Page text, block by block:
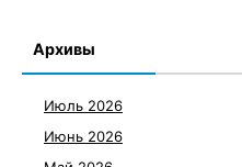
Архивы
Июль 2026
Июнь 2026